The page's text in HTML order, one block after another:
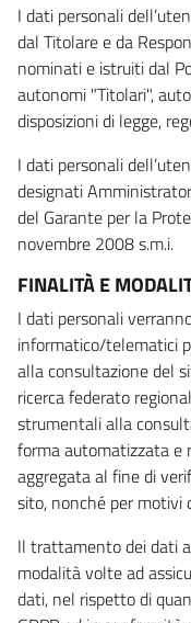
I dati personali
dal Titolare e da
nominati e istruiti dal
autonomi "Titolari",
disposizioni di legge,
I dati personali
designati
del Garante per la
novembre 2008 s.m.i.
FINALITÀ E
I dati personali
informatico/telematici
alla consultazione del
ricerca federato
strumentali alla
forma automatizzata e
aggregata al fine di
sito, nonché per motivi
Il trattamento dei dati
modalità volte ad
dati, nel rispetto di